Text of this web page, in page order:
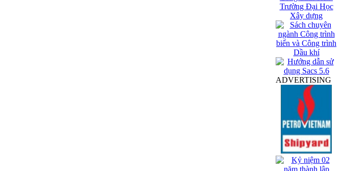
ADVERTISING